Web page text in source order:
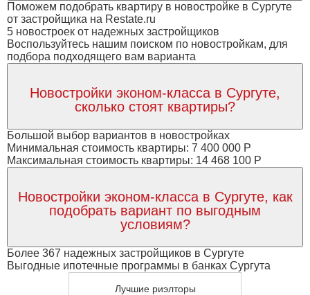
Поможем подобрать квартиру в новостройке в Сургуте
от застройщика на Restate.ru
5 новостроек от надежных застройщиков
Воспользуйтесь нашим поиском по новостройкам, для
подбора подходящего вам варианта
Новостройки эконом-класса в Сургуте,
сколько стоят квартиры?
Большой выбор вариантов в новостройках
Минимальная стоимость квартиры: 7 400 000 Р
Максимальная стоимость квартиры: 14 468 100 Р
Новостройки эконом-класса в Сургуте, как
подобрать вариант по выгодным
условиям?
Более 367 надежных застройщиков в Сургуте
Выгодные ипотечные программы в банках Сургута
Лучшие риэлторы